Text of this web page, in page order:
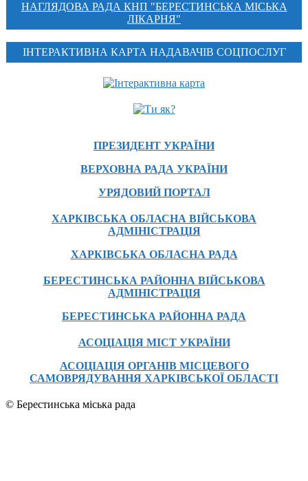
НАГЛЯДОВА РАДА КНП "БЕРЕСТИНСЬКА МІСЬКА
ЛІКАРНЯ"
ІНТЕРАКТИВНА КАРТА НАДАВАЧІВ СОЦПОСЛУГ
ПРЕЗИДЕНТ УКРАЇНИ
ВЕРХОВНА РАДА УКРАЇНИ
УРЯДОВИЙ ПОРТАЛ
ХАРКІВСЬКА ОБЛАСНА ВІЙСЬКОВА
АДМІНІСТРАЦІЯ
ХАРКІВСЬКА ОБЛАСНА РАДА
БЕРЕСТИНСЬКА РАЙОННА ВІЙСЬКОВА
АДМІНІСТРАЦІЯ
БЕРЕСТИНСЬКА РАЙОННА РАДА
АСОЦІАЦІЯ МІСТ УКРАЇНИ
АСОЦІАЦІЯ ОРГАНІВ МІСЦЕВОГО
САМОВРЯДУВАННЯ ХАРКІВСЬКОЇ ОБЛАСТІ
© Берестинська міська рада